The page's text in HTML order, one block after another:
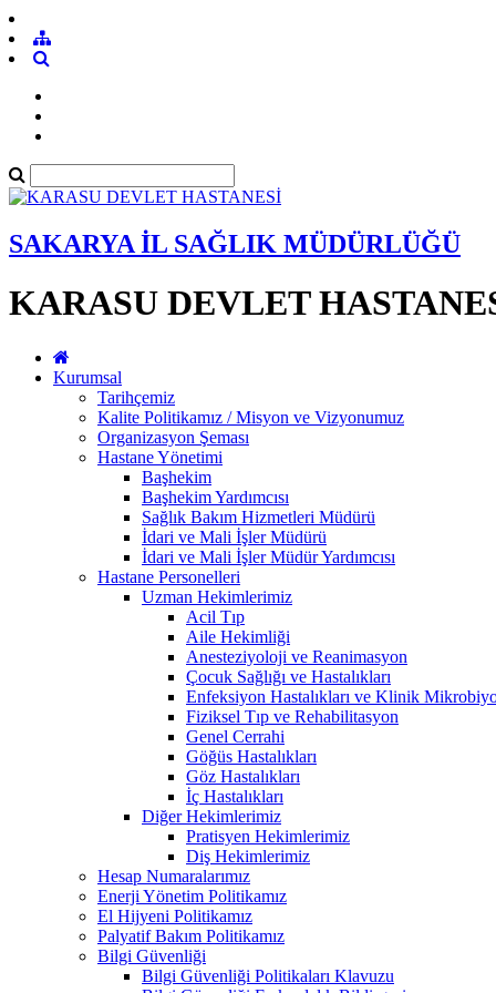
SAKARYA İL SAĞLIK MÜDÜRLÜĞÜ
KARASU DEVLET
Kurumsal
Tarihçemiz
Kalite Politikamız / Misyon ve Vizyonumuz
Organizasyon Şeması
Hastane Yönetimi
Başhekim
Başhekim Yardımcısı
Sağlık Bakım Hizmetleri Müdürü
İdari ve Mali İşler Müdürü
İdari ve Mali İşler Müdür Yardımcısı
Hastane Personelleri
Uzman Hekimlerimiz
Acil Tıp
Aile Hekimliği
Anesteziyoloji ve Reanimasyon
Çocuk Sağlığı ve Hastalıkları
Enfeksiyon Hastalıkları ve Klinik
Fiziksel Tıp ve Rehabilitasyon
Genel Cerrahi
Göğüs Hastalıkları
Göz Hastalıkları
İç Hastalıkları
Diğer Hekimlerimiz
Pratisyen Hekimlerimiz
Diş Hekimlerimiz
Hesap Numaralarımız
Enerji Yönetim Politikamız
El Hijyeni Politikamız
Palyatif Bakım Politikamız
Bilgi Güvenliği
Bilgi Güvenliği Politikaları Klavuzu